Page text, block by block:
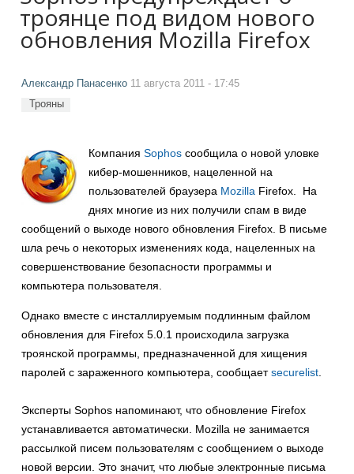
троянце под видом нового
обновления Mozilla Firefox
Александр Панасенко 11 августа 2011 - 17:45
Трояны
Компания Sophos сообщила о новой уловке
кибер-мошенников, нацеленной на
пользователей браузера Mozilla Firefox. На
днях многие из них получили спам в виде
сообщений о выходе нового обновления Firefox. В письме
шла речь о некоторых изменениях кода, нацеленных на
совершенствование безопасности программы и
компьютера пользователя.
Однако вместе с инсталлируемым подлинным файлом
обновления для Firefox 5.0.1 происходила загрузка
троянской программы, предназначенной для хищения
паролей с зараженного компьютера, сообщаетsecurelist
Эксперты Sophos напоминают, что обновление Firefox
устанавливается автоматически. Mozilla не занимается
рассылкой писем пользователям с сообщением о выходе
новой версии. Это значит, что любые электронные письма